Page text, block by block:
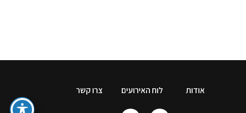
אודות לוח האירועים צרו קשר